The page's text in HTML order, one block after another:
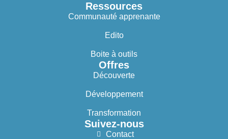
Ressources
Communauté apprenante
Edito
Boite à outils
Offres
Découverte
Développement
Transformation
Suivez-nous
Contact